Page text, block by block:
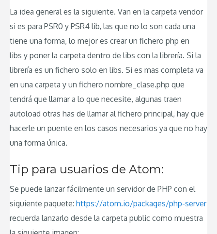
La idea general es la siguiente. Van en la carpeta vendor
si es para PSR0 y PSR4 lib, las que no lo son cada una
tiene una forma, lo mejor es crear un fichero php en
libs y poner la carpeta dentro de libs con la librería. Si la
librería es un fichero solo en libs. Si es mas completa va
en una carpeta y un fichero nombre_clase.php que
tendrá que llamar a lo que necesite, algunas traen
autoload otras has de llamar al fichero principal, hay que
hacerle un puente en los casos necesarios ya que no hay
una forma única.
Tip para usuarios de Atom:
Se puede lanzar fácilmente un servidor de PHP con el
siguiente paquete: https://atom.io/packages/php-server
recuerda lanzarlo desde la carpeta public como muestra